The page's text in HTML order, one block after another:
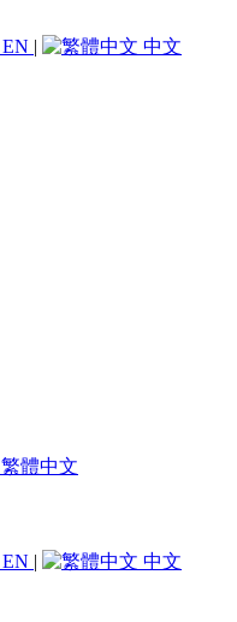
EN | 中文
繁體中文
EN | 中文